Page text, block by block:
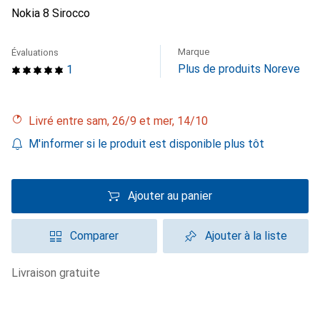
Nokia 8 Sirocco
1
Évaluations Marque
Plus de produits Noreve
Livré entre sam, 26/9 et mer, 14/10
M'informer si le produit est disponible plus tôt
Ajouter au panier
Comparer Ajouter à la liste
livraison gratuite